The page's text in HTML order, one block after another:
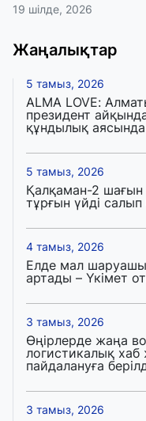
19 шілде, 2026
Жаңалықтар
5 тамыз, 2026
ALMA LOVE:
президент
құндылық аясында
5 тамыз, 2026
Қалқаман-2 шағын
тұрғын үйді салып
4 тамыз, 2026
Елде мал
артады – Үкімет
3 тамыз, 2026
Өңірлерде жаңа
логистикалық
пайдалануға
3 тамыз, 2026